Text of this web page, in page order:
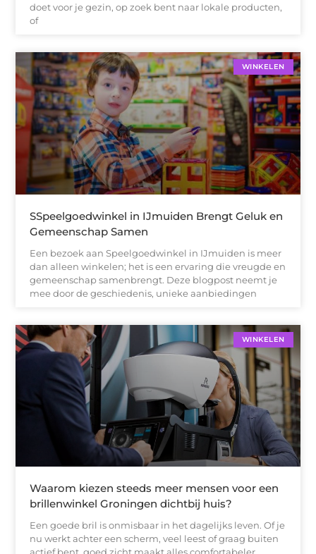
doet voor je gezin, op zoek bent naar lokale producten,
of
WINKELEN
SSpeelgoedwinkel in IJmuiden Brengt Geluk en
Gemeenschap Samen
Een bezoek aan Speelgoedwinkel in IJmuiden is meer
dan alleen winkelen; het is een ervaring die vreugde en
gemeenschap samenbrengt. Deze blogpost neemt je
mee door de geschiedenis, unieke aanbiedingen
WINKELEN
Waarom kiezen steeds meer mensen voor een
brillenwinkel Groningen dichtbij huis?
Een goede bril is onmisbaar in het dagelijks leven. Of je
nu werkt achter een scherm, veel leest of graag buiten